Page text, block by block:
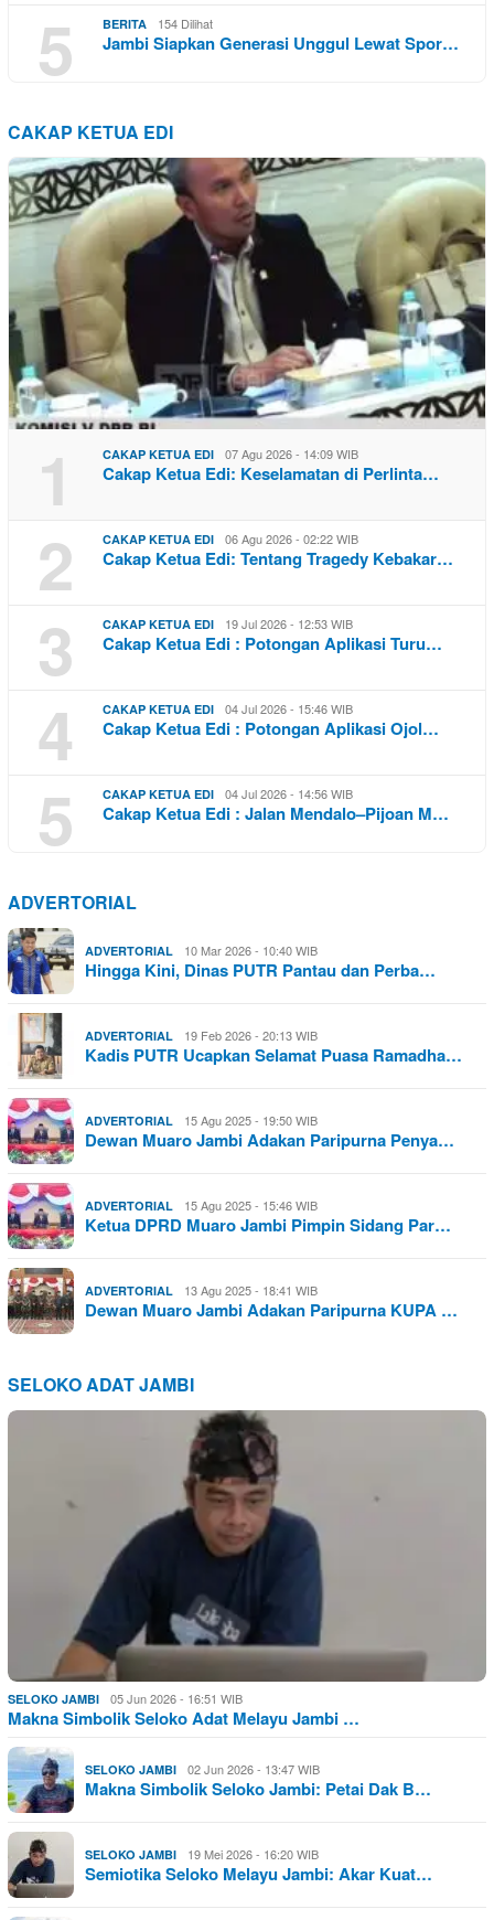
5
BERITA 154 Dilihat
Jambi Siapkan Generasi Unggul Lewat Spor…
CAKAP KETUA EDI
1 CAKAP KETUA EDI 07 Agu 2026 - 14:09 WIB
Cakap Ketua Edi: Keselamatan di Perlinta…
2 CAKAP KETUA EDI 06 Agu 2026 - 02:22 WIB
Cakap Ketua Edi: Tentang Tragedy Kebakar…
3 CAKAP KETUA EDI 19 Jul 2026 - 12:53 WIB
Cakap Ketua Edi : Potongan Aplikasi Turu…
4 CAKAP KETUA EDI 04 Jul 2026 - 15:46 WIB
Cakap Ketua Edi : Potongan Aplikasi Ojol…
5 CAKAP KETUA EDI 04 Jul 2026 - 14:56 WIB
Cakap Ketua Edi : Jalan Mendalo–Pijoan M…
ADVERTORIAL
ADVERTORIAL 10 Mar 2026 - 10:40 WIB
Hingga Kini, Dinas PUTR Pantau dan Perba…
ADVERTORIAL 19 Feb 2026 - 20:13 WIB
Kadis PUTR Ucapkan Selamat Puasa Ramadha…
ADVERTORIAL 15 Agu 2025 - 19:50 WIB
Dewan Muaro Jambi Adakan Paripurna Penya…
ADVERTORIAL 15 Agu 2025 - 15:46 WIB
Ketua DPRD Muaro Jambi Pimpin Sidang Par…
ADVERTORIAL 13 Agu 2025 - 18:41 WIB
Dewan Muaro Jambi Adakan Paripurna KUPA …
SELOKO ADAT JAMBI
SELOKO JAMBI 05 Jun 2026 - 16:51 WIB
Makna Simbolik Seloko Adat Melayu Jambi …
SELOKO JAMBI 02 Jun 2026 - 13:47 WIB
Makna Simbolik Seloko Jambi: Petai Dak B…
SELOKO JAMBI 19 Mei 2026 - 16:20 WIB
Semiotika Seloko Melayu Jambi: Akar Kuat…